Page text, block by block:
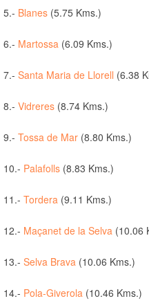
5.- Blanes (5.75 Kms.)
6.- Martossa (6.09 Kms.)
7.- Santa Maria de Llorell (6.38
8.- Vidreres (8.74 Kms.)
9.- Tossa de Mar (8.80 Kms.)
10.- Palafolls (8.83 Kms.)
11.- Tordera (9.11 Kms.)
12.- Maçanet de la Selva (10.06
13.- Selva Brava (10.06 Kms.)
14.- Pola-Giverola (10.46 Kms.)